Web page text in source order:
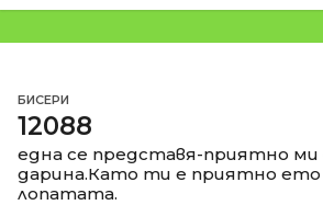
БИСЕРИ
12088
една се представя-приятно ми
дарина.Като ти е приятно
лопатата.